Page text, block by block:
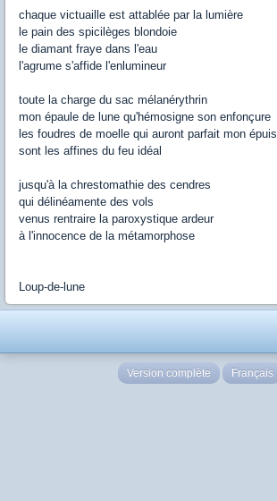
chaque victuaille est attablée par la lumière
le pain des spicilèges blondoie
le diamant fraye dans l'eau
l'agrume s'affide l'enlumineur
toute la charge du sac mélanérythrin
mon épaule de lune qu'hémosigne son enfonçure
les foudres de moelle qui auront parfait mon
sont les affines du feu idéal
jusqu'à la chrestomathie des cendres
qui délinéamente des vols
venus rentraire la paroxystique ardeur
à l'innocence de la métamorphose
Loup-de-lune
Version complète Français